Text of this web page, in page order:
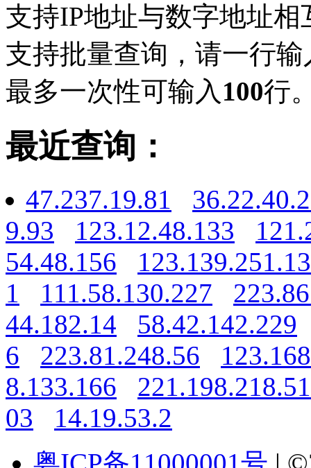
支持IP地址与数字地址相
支持批量查询，请一行
最多一次性可输入 100行
最近查询：
47.237.19.81
9.93
123.12.48.133
54.48.156
1
111.58.130.227
44.182.14
58.42.142.229
6
223.81.248.56
8.133.166
221.198.218.51
03
14.19.53.2